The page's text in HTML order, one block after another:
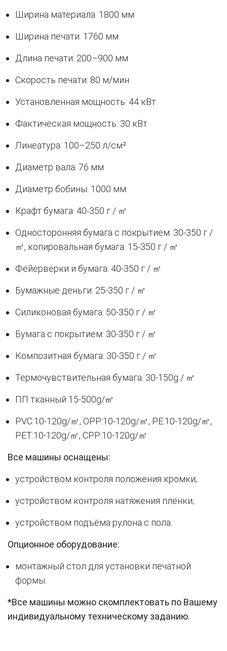
Ширина материала: 1800 мм
Ширина печати: 1760 мм
Длина печати: 200–900 мм
Скорость печати: 80 м/мин
Установленная мощность: 44 кВт
Фактическая мощность: 30 кВт
Линеатура: 100–250 л/см²
Диаметр вала: 76 мм
Диаметр бобины: 1000 мм
Крафт бумага: 40-350 г / ㎡
Односторонняя бумага с покрытием: 30-350 г /
㎡, копировальная бумага: 15-350 г / ㎡
Фейерверки и бумага: 40-350 г / ㎡
Бумажные деньги: 25-350 г / ㎡
Силиконовая бумага: 50-350 г / ㎡
Бумага с покрытием: 30-350 г / ㎡
Композитная бумага: 30-350 г / ㎡
Термочувствительная бумага: 30-150g / ㎡
ПП тканный 15-500g/㎡
PVC:10-120g/㎡, OPP:10-120g/㎡, PE:10-120g/㎡,
PET:10-120g/㎡, CPP:10-120g/㎡
Все машины оснащены:
устройством контроля положения кромки;
устройством контроля натяжения плёнки;
устройством подъёма рулона с пола.
Опционное оборудование:
монтажный стол для установки печатной
формы.
*Все машины можно скомплектовать по Вашему
индивидуальному техническому заданию.